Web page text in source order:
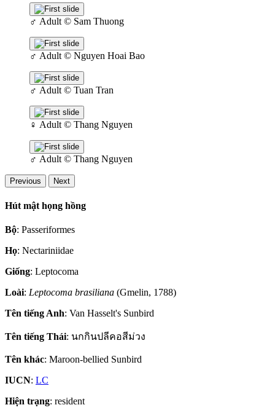
♂ Adult © Sam Thuong
♂ Adult © Nguyen Hoai Bao
♂ Adult © Tuan Tran
♀ Adult © Thang Nguyen
♂ Adult © Thang Nguyen
Previous Next
Hút mật họng hồng
Bộ: Passeriformes
Họ: Nectariniidae
Giống: Leptocoma
Loài: Leptocoma brasiliana (Gmelin, 1788)
Tên tiếng Anh: Van Hasselt's Sunbird
Tên tiếng Thái: นกกินปลีคอสีม่วง
Tên khác: Maroon-bellied Sunbird
IUCN: LC
Hiện trạng: resident